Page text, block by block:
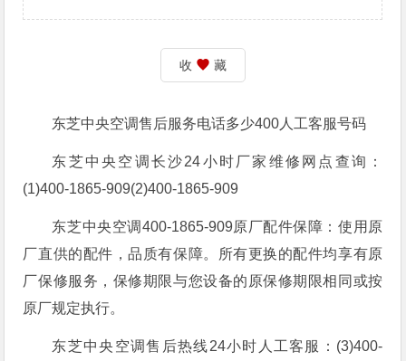
收 藏
东芝中央空调售后服务电话多少400人工客服号码
东芝中央空调长沙24小时厂家维修网点查询：
(1)400-1865-909(2)400-1865-909
东芝中央空调400-1865-909原厂配件保障：使用原
厂直供的配件，品质有保障。所有更换的配件均享有原
厂保修服务，保修期限与您设备的原保修期限相同或按
原厂规定执行。
东芝中央空调售后热线24小时人工客服：(3)400-